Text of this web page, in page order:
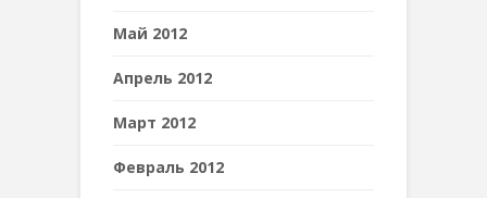
Май 2012
Апрель 2012
Март 2012
Февраль 2012